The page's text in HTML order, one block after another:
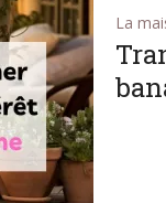
La